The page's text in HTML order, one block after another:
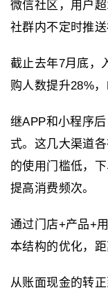
微信社区，用户
社群内不定时推送
截止去年7月底，
购人数提升28%，
继APP和小程序
式。这几大渠道
的使用门槛低，
提高消费频次。
通过门店+产品+
本结构的优化，距
从账面现金的转